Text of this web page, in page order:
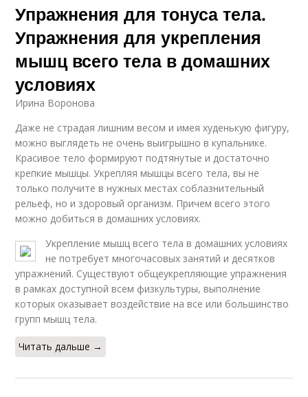
Упражнения для тонуса тела.
Упражнения для укрепления
мышц всего тела в домашних
условиях
Ирина Воронова
Даже не страдая лишним весом и имея худенькую фигуру,
можно выглядеть не очень выигрышно в купальнике.
Красивое тело формируют подтянутые и достаточно
крепкие мышцы. Укрепляя мышцы всего тела, вы не
только получите в нужных местах соблазнительный
рельеф, но и здоровый организм. Причем всего этого
можно добиться в домашних условиях.
Укрепление мышц всего тела в домашних условиях
не потребует многочасовых занятий и десятков
упражнений. Существуют общеукрепляющие упражнения
в рамках доступной всем физкультуры, выполнение
которых оказывает воздействие на все или большинство
групп мышц тела.
Читать дальше →